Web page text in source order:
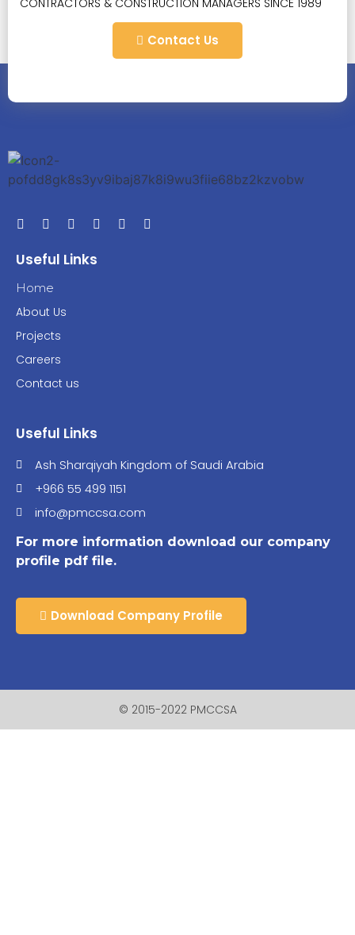
CONTRACTORS & CONSTRUCTION MANAGERS SINCE 1989
Contact Us
Useful Links
Home
About Us
Projects
Careers
Contact us
Useful Links
Ash Sharqiyah Kingdom of Saudi Arabia
+966 55 499 1151
info@pmccsa.com
For more information download our company
profile pdf file.
Download Company Profile
© 2015-2022 PMCCSA